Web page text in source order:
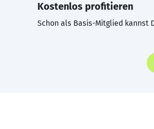
Kostenlos profitieren
Schon als Basis-Mitglied kannst